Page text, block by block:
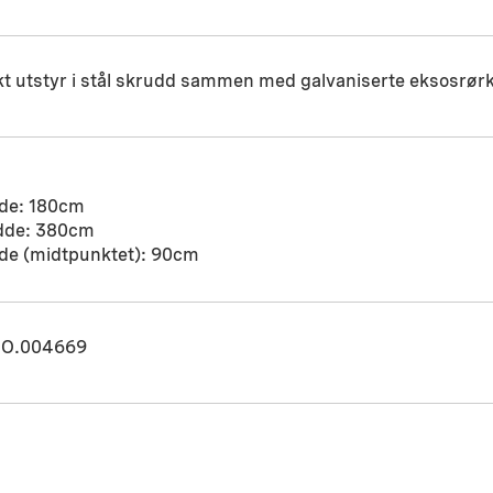
utstyr i stål skrudd sammen med galvaniserte
180cm
380cm
(midtpunktet): 90cm